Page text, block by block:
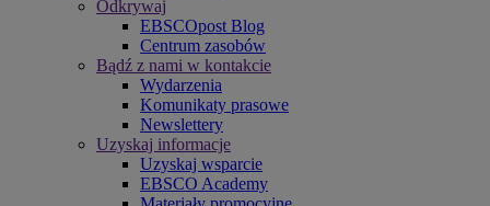
Odkrywaj
EBSCOpost Blog
Centrum zasobów
Bądź z nami w kontakcie
Wydarzenia
Komunikaty prasowe
Newslettery
Uzyskaj informacje
Uzyskaj wsparcie
EBSCO Academy